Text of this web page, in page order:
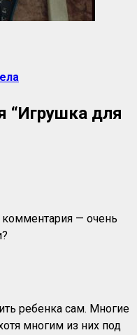
“Игрушка для
комментария — очень
ребенка сам. Многие
многим из них под